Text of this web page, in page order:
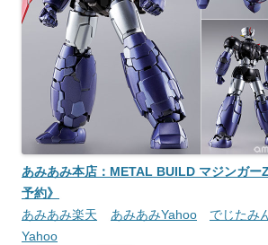
あみあみ本店：METAL BUILD マジンガー
予約》
あみあみ楽天
あみあみYahoo でじたみ
Yahoo